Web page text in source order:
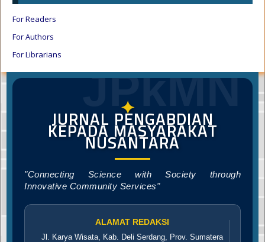
For Readers
For Authors
For Librarians
JPkMN
✦
JURNAL PENGABDIAN
KEPADA MASYARAKAT
NUSANTARA
"Connecting Science with Society through
Innovative Community Services"
ALAMAT REDAKSI
Jl. Karya Wisata, Kab. Deli Serdang, Prov. Sumatera